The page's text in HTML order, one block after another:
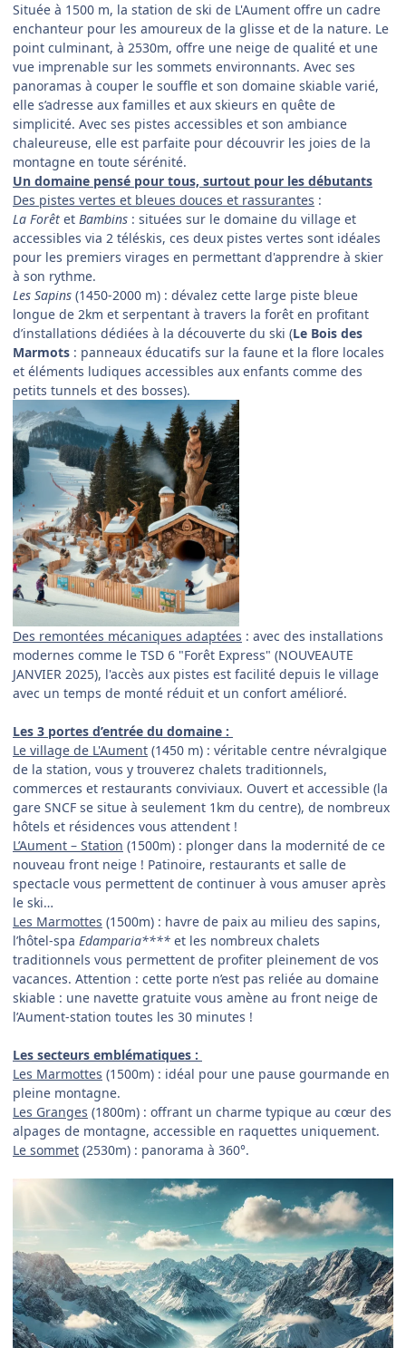
Située à 1500 m, la station de ski de L'Aument offre un cadre
enchanteur pour les amoureux de la glisse et de la nature. Le
point culminant, à 2530m, offre une neige de qualité et une
vue imprenable sur les sommets environnants. Avec ses
panoramas à couper le souffle et son domaine skiable varié,
elle s’adresse aux familles et aux skieurs en quête de
simplicité. Avec ses pistes accessibles et son ambiance
chaleureuse, elle est parfaite pour découvrir les joies de la
montagne en toute sérénité.
Un domaine pensé pour tous, surtout pour les débutants
Des pistes vertes et bleues douces et rassurantes :
La Forêt et Bambins : situées sur le domaine du village et
accessibles via 2 téléskis, ces deux pistes vertes sont idéales
pour les premiers virages en permettant d'apprendre à skier
à son rythme.
Les Sapins (1450-2000 m) : dévalez cette large piste bleue
longue de 2km et serpentant à travers la forêt en profitant
d’installations dédiées à la découverte du ski (Le Bois des
Marmots : panneaux éducatifs sur la faune et la flore locales
et éléments ludiques accessibles aux enfants comme des
petits tunnels et des bosses).
Des remontées mécaniques adaptées : avec des installations
modernes comme le TSD 6 "Forêt Express" (NOUVEAUTE
JANVIER 2025), l'accès aux pistes est facilité depuis le village
avec un temps de monté réduit et un confort amélioré.
Les 3 portes d’entrée du domaine :
Le village de L'Aument (1450 m) : véritable centre névralgique
de la station, vous y trouverez chalets traditionnels,
commerces et restaurants conviviaux. Ouvert et accessible (la
gare SNCF se situe à seulement 1km du centre), de nombreux
hôtels et résidences vous attendent !
L’Aument – Station (1500m) : plonger dans la modernité de ce
nouveau front neige ! Patinoire, restaurants et salle de
spectacle vous permettent de continuer à vous amuser après
le ski…
Les Marmottes (1500m) : havre de paix au milieu des sapins,
l’hôtel-spa Edamparia**** et les nombreux chalets
traditionnels vous permettent de profiter pleinement de vos
vacances. Attention : cette porte n’est pas reliée au domaine
skiable : une navette gratuite vous amène au front neige de
l’Aument-station toutes les 30 minutes !
Les secteurs emblématiques :
Les Marmottes (1500m) : idéal pour une pause gourmande en
pleine montagne.
Les Granges (1800m) : offrant un charme typique au cœur des
alpages de montagne, accessible en raquettes uniquement.
Le sommet (2530m) : panorama à 360°.